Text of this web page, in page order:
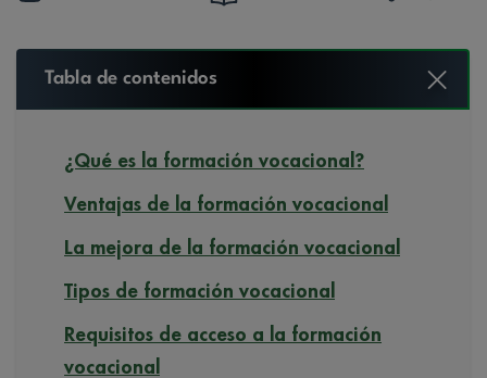
Tabla de contenidos
¿Qué es la formación vocacional?
Ventajas de la formación vocacional
La mejora de la formación vocacional
Tipos de formación vocacional
Requisitos de acceso a la formación
vocacional